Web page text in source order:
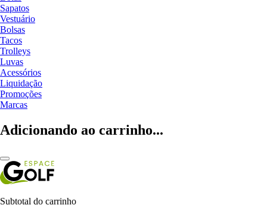
Sapatos
Vestuário
Bolsas
Tacos
Trolleys
Luvas
Acessórios
Liquidação
Promoções
Marcas
Adicionando ao carrinho...
Subtotal do carrinho